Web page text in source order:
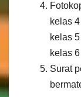
kelas
kelas
kelas
Surat